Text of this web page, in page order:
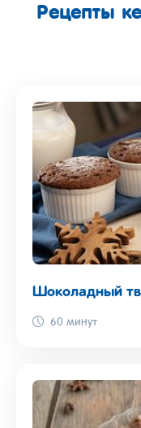
Рецепты
Шоколадный
60 минут